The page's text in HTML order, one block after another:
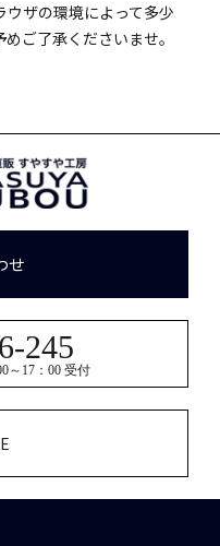
ザの環境によって多少
ご了承くださいませ。
せ
245
～17：00 受付